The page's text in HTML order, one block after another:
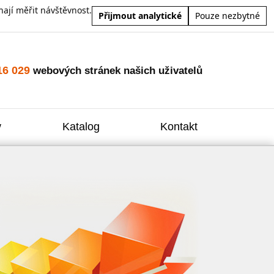
měřit návštěvnost.
Přijmout analytické Pouze nezbytné
029 webových stránek našich uživatelů
Katalog Kontakt